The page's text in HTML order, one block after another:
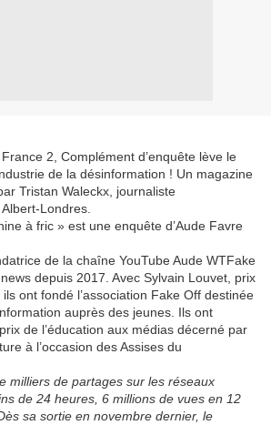
2, Complément d’enquête lève le
de la désinformation ! Un magazine
Tristan Waleckx, journaliste
Londres.
à fric » est une enquête d’Aude Favre
de la chaîne YouTube Aude WTFake
depuis 2017. Avec Sylvain Louvet, prix
ont fondé l’association Fake Off destinée
auprès des jeunes. Ils ont
de l’éducation aux médias décerné par
à l’occasion des Assises du
milliers de partages sur les réseaux
de 24 heures, 6 millions de vues en 12
sa sortie en novembre dernier, le